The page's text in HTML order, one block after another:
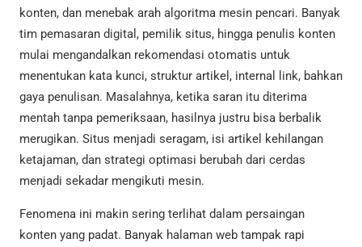
konten, dan menebak arah algoritma mesin pencari. Banyak
tim pemasaran digital, pemilik situs, hingga penulis konten
mulai mengandalkan rekomendasi otomatis untuk
menentukan kata kunci, struktur artikel, internal link, bahkan
gaya penulisan. Masalahnya, ketika saran itu diterima
mentah tanpa pemeriksaan, hasilnya justru bisa berbalik
merugikan. Situs menjadi seragam, isi artikel kehilangan
ketajaman, dan strategi optimasi berubah dari cerdas
menjadi sekadar mengikuti mesin.
Fenomena ini makin sering terlihat dalam persaingan
konten yang padat. Banyak halaman web tampak rapi